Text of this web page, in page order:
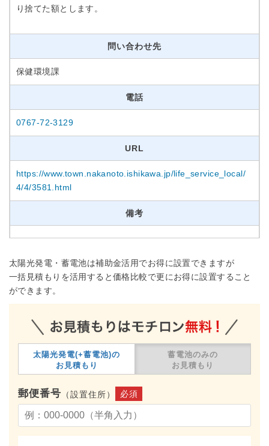
り捨てた額とします。
問い合わせ先
保健環境課
電話
0767-72-3129
URL
https://www.town.nakanoto.ishikawa.jp/life_service_local/
4/4/3581.html
備考
太陽光発電・蓄電池は補助金活用でお得に設置できますが
一括見積もりを活用すると価格比較で更にお得に設置すること
ができます。
太陽光発電(+蓄電池)の
お見積もり
蓄電池のみの
お見積もり
郵便番号 （設置住所） 必須